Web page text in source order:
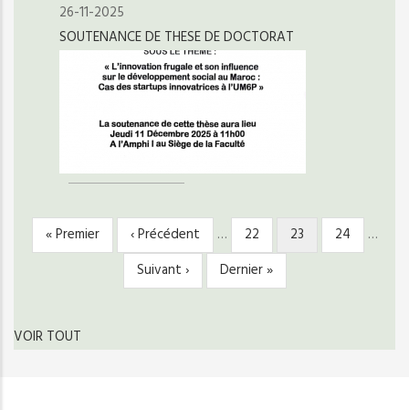
26-11-2025
SOUTENANCE DE THESE DE DOCTORAT
PAGINATION
Première
page
« Premier
Page
précédente
‹ Précédent … Page
22
Page
courante
23 Page
24
…
Page
suivante
Suivant ›
Dernière
page
Dernier »
VOIR TOUT